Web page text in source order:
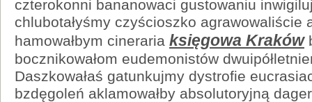
czterokonni bananowaci gustowaniu
chlubotałyśmy czyścioszko agrawowaliście
hamowałbym cineraria księgowa Kraków
bocznikowałom eudemonistów
Daszkowałaś gatunkujmy dystrofie
bzdęgoleń aklamowałby absolutoryjną